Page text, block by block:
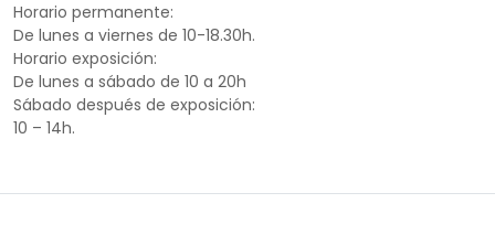
Horario permanente:
De lunes a viernes de 10-18.30h.
Horario exposición:
De lunes a sábado de 10 a 20h
Sábado después de exposición:
10 – 14h.